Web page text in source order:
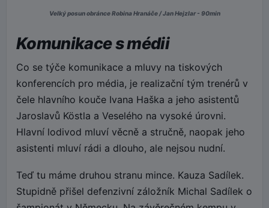
Velký posun obránce Robina Hranáče / Jan Hejzlar - 90min
Komunikace s médii
Co se týče komunikace a mluvy na tiskových
konferencích pro média, je realizační tým trenérů v
čele hlavního kouče Ivana Haška a jeho asistentů
Jaroslavů Köstla a Veselého na vysoké úrovni.
Hlavní lodivod mluví věcně a stručně, naopak jeho
asistenti mluví rádi a dlouho, ale nejsou nudní.
Teď tu máme druhou stranu mince. Kauza Sadílek.
Stupidně přišel defenzivní záložník Michal Sadílek o